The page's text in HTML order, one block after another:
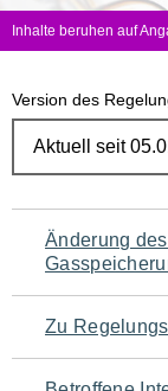
Inhalte beruhen auf
Version des
für
den
Änderung
Zu